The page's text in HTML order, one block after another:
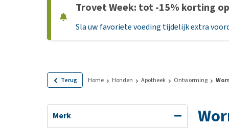
Hondenbrokken
Natvoer
Graanvrij
Glutenvrij
Trovet Week: tot -15% korting
Sla uw favoriete voeding tijdelijk extra
Terug Home Honden Apotheek Ontworming
Merk